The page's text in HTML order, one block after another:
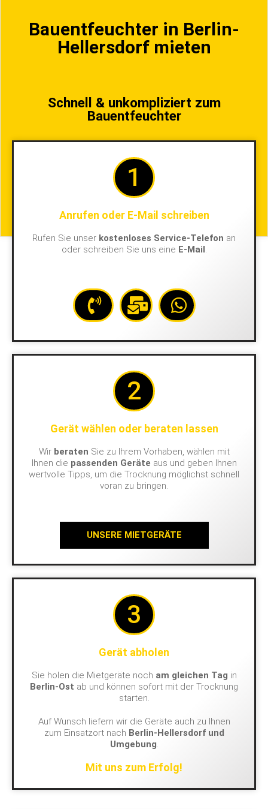
Bauentfeuchter in Berlin-
Hellersdorf mieten
Schnell & unkompliziert zum
Bauentfeuchter
1
Anrufen oder E-Mail schreiben
Rufen Sie unser kostenloses Service-Telefon an
oder schreiben Sie uns eine E-Mail.
2
Gerät wählen oder beraten lassen
Wir beraten Sie zu Ihrem Vorhaben, wählen mit
Ihnen die passenden Geräte aus und geben Ihnen
wertvolle Tipps, um die Trocknung möglichst schnell
voran zu bringen.
UNSERE MIETGERÄTE
3
Gerät abholen
Sie holen die Mietgeräte noch am gleichen Tag in
Berlin-Ost ab und können sofort mit der Trocknung
starten.
Auf Wunsch liefern wir die Geräte auch zu Ihnen
zum Einsatzort nach Berlin-Hellersdorf und
Umgebung.
Mit uns zum Erfolg!